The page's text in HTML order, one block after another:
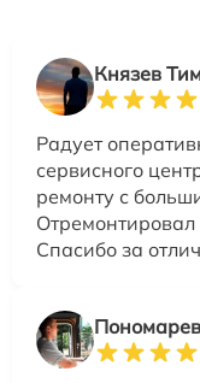
Князев
Радует
сервисного
ремонту с
Спасибо за